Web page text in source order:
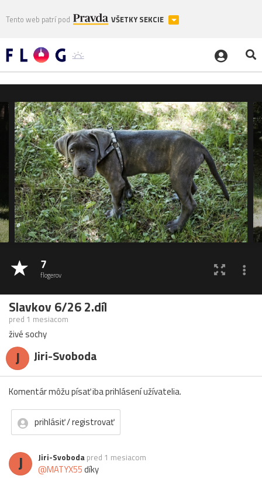
Tento web patrí pod VŠETKY SEKCIE
7
flogerov
Slavkov 6/26 2.díl
pred 1 mesiacom
živé sochy
J Jiri-Svoboda
Komentár môžu písať iba prihlásení užívatelia.
prihlásiť / registrovať
J Jiri-Svoboda pred 1 mesiacom
@MATYX55díky